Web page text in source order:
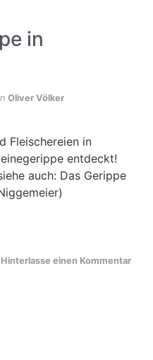
in
Oliver Völker
Fleischereien in
entdeckt!
auch: Das Gerippe
Hinterlasse einen Kommentar